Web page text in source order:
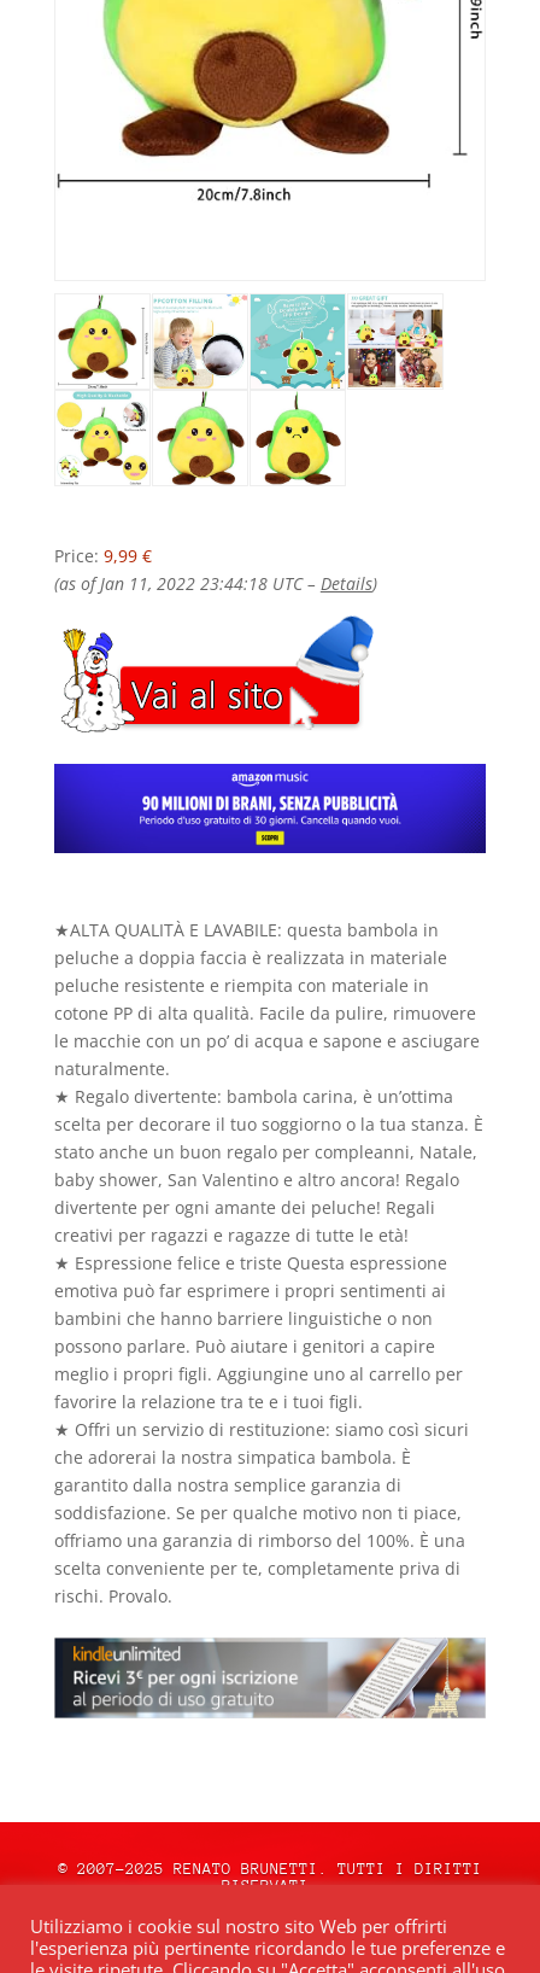
Price: 9,99 €
(as of Jan 11, 2022 23:44:18 UTC – Details)
★ALTA QUALITÀ E LAVABILE: questa bambola in
peluche a doppia faccia è realizzata in materiale
peluche resistente e riempita con materiale in
cotone PP di alta qualità. Facile da pulire, rimuovere
le macchie con un po’ di acqua e sapone e asciugare
naturalmente.
★ Regalo divertente: bambola carina, è un’ottima
scelta per decorare il tuo soggiorno o la tua stanza. È
stato anche un buon regalo per compleanni, Natale,
baby shower, San Valentino e altro ancora! Regalo
divertente per ogni amante dei peluche! Regali
creativi per ragazzi e ragazze di tutte le età!
★ Espressione felice e triste Questa espressione
emotiva può far esprimere i propri sentimenti ai
bambini che hanno barriere linguistiche o non
possono parlare. Può aiutare i genitori a capire
meglio i propri figli. Aggiungine uno al carrello per
favorire la relazione tra te e i tuoi figli.
★ Offri un servizio di restituzione: siamo così sicuri
che adorerai la nostra simpatica bambola. È
garantito dalla nostra semplice garanzia di
soddisfazione. Se per qualche motivo non ti piace,
offriamo una garanzia di rimborso del 100%. È una
scelta conveniente per te, completamente priva di
rischi. Provalo.
© 2007-2025 RENATO BRUNETTI. TUTTI I DIRITTI
RISERVATI.
natale.oceweb.it è ospitato da: OCEWeb
Network| POWERED BY BRWeb.it |
PRIVACY
POLICY
Utilizziamo i cookie sul nostro sito Web per offrirti
l'esperienza più pertinente ricordando le tue preferenze e